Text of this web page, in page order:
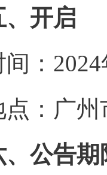
、开启
间：
点：广州
、公告期